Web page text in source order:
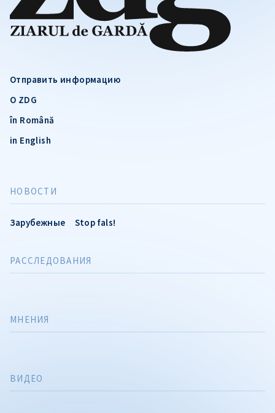
Отправить информацию
О ZDG
în Română
in English
НОВОСТИ
Зарубежные Stop fals!
РАССЛЕДОВАНИЯ
МНЕНИЯ
ВИДЕО